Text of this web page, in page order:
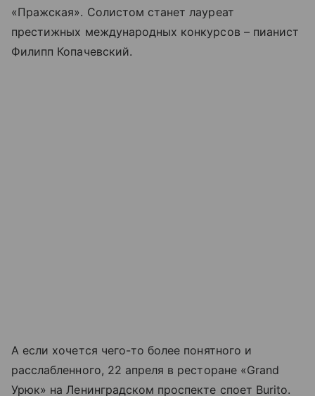
«Пражская». Солистом станет лауреат
престижных международных конкурсов – пианист
Филипп Копачевский.
А если хочется чего-то более понятного и
расслабленного, 22 апреля в ресторане «Grand
Урюк» на Ленинградском проспекте споет Burito.